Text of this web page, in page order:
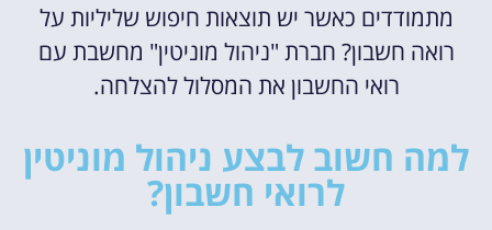
מתמודדים כאשר יש תוצאות חיפוש שליליות על
רואה חשבון? חברת "ניהול מוניטין" מחשבת עם
רואי החשבון את המסלול להצלחה.
למה חשוב לבצע ניהול מוניטין
לרואי חשבון?